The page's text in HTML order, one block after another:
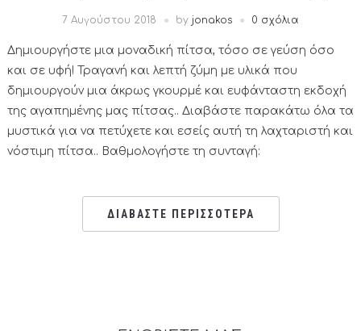
7 Αυγούστου 2018 by jonakos 0 σχόλια
Δημιουργήστε μια μοναδική πίτσα, τόσο σε γεύση όσο
και σε υφή! Τραγανή και λεπτή ζύμη με υλικά που
δημιουργούν μια άκρως γκουρμέ και ευφάνταστη εκδοχή
της αγαπημένης μας πίτσας.. Διαβάστε παρακάτω όλα τα
μυστικά για να πετύχετε και εσείς αυτή τη λαχταριστή και
νόστιμη πίτσα.. Βαθμολογήστε τη συνταγή:
ΔΙΑΒΑΣΤΕ ΠΕΡΙΣΣΟΤΕΡΑ